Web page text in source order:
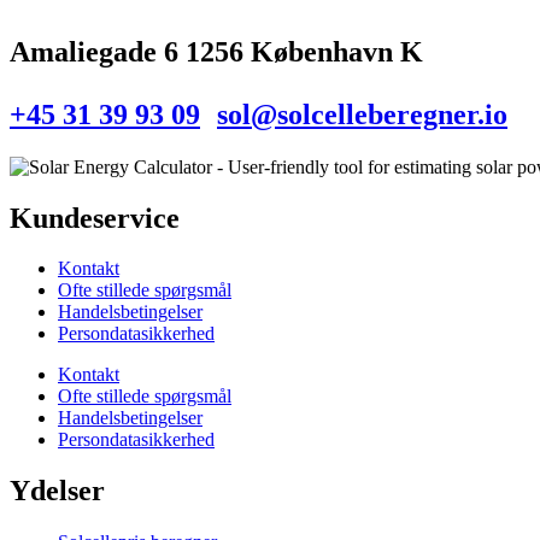
Amaliegade 6 1256 København K
+45 31 39 93 09 sol@solcelleberegner.io
Kundeservice
Kontakt
Ofte stillede spørgsmål
Handelsbetingelser
Persondatasikkerhed
Kontakt
Ofte stillede spørgsmål
Handelsbetingelser
Persondatasikkerhed
Ydelser